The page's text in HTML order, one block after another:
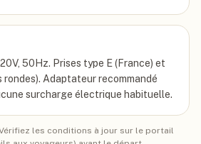
50Hz. Prises type E (France) et
Adaptateur recommandé
surcharge électrique habituelle.
les conditions à jour sur le portail